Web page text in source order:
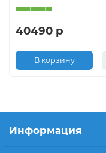
40490 р
В корзину
Информация